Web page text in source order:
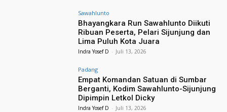
Sawahlunto
Bhayangkara Run Sawahlunto Diikuti
Ribuan Peserta, Pelari Sijunjung dan
Lima Puluh Kota Juara
Indra Yosef D - Juli 13, 2026
Padang
Empat Komandan Satuan di Sumbar
Berganti, Kodim Sawahlunto-Sijunjung
Dipimpin Letkol Dicky
Indra Yosef D - Juli 13, 2026